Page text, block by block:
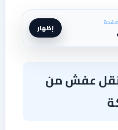
إظهار
عفش من